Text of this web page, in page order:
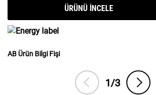
ÜRÜNÜ INCELE
AB Ürün Bilgi Fişi
1/3